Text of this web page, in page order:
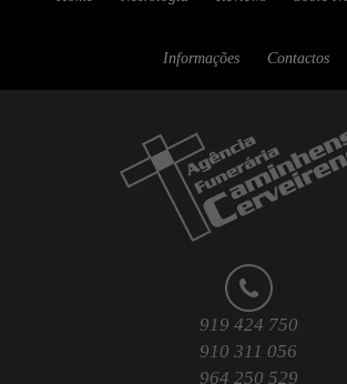
Informações Contactos
919 424 750
910 311 056
964 250 529